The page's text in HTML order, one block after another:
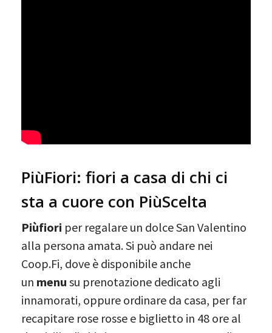
PiùFiori: fiori a casa di chi ci
sta a cuore con PiùScelta
Piùfiori per regalare un dolce San Valentino
alla persona amata. Si può andare nei
Coop.Fi, dove è disponibile anche
un menu su prenotazione dedicato agli
innamorati, oppure ordinare da casa, per far
recapitare rose rosse e biglietto in 48 ore al